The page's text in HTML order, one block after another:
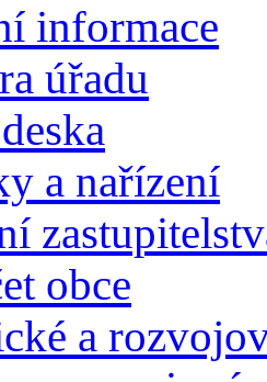
informace
úřadu
a nařízení
obce
a